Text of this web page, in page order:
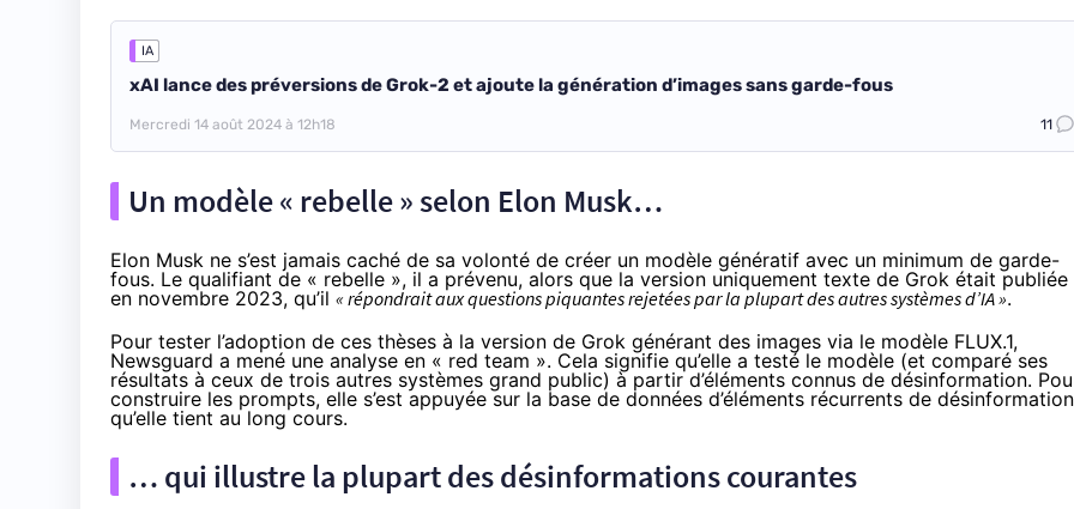
IA
xAI lance des préversions de Grok-2 et ajoute la génération d’images sans garde-fous
Mercredi 14 août 2024 à 12h18 11
Un modèle « rebelle » selon Elon Musk…
Elon Musk ne s’est jamais caché de sa volonté de créer un modèle génératif avec un minimum de garde-
fous. Le qualifiant de « rebelle », il a prévenu, alors que la version uniquement texte de Grok était publiée
en novembre 2023, qu’il « répondrait aux questions piquantes rejetées par la plupart des autres systèmes d’IA ».
Pour tester l’adoption de ces thèses à la version de Grok générant des images via le modèle FLUX.1,
Newsguard a mené une analyse en « red team ». Cela signifie qu’elle a testé le modèle (et comparé ses
résultats à ceux de trois autres systèmes grand public) à partir d’éléments connus de désinformation.
construire les prompts, elle s’est appuyée sur la base de données d’éléments récurrents de désinformation
qu’elle tient au long cours.
… qui illustre la plupart des désinformations courantes